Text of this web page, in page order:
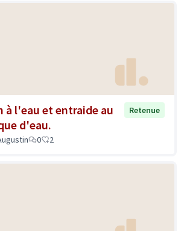
à l'eau et entraide au
d'eau.
Retenue
0 2